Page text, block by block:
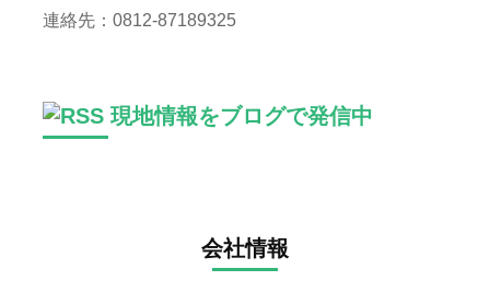
連絡先：0812-87189325
現地情報をブログで発信中
会社情報